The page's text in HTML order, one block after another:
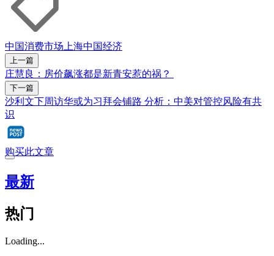
中国消费市场 上海中国经济
上一篇
庄慧良：房价飙涨都是新青安惹的祸？
下一篇
沙利文下周访华或为习拜会铺路 分析：中美对管控风险有共
识
购买此文章
最新
热门
Loading...